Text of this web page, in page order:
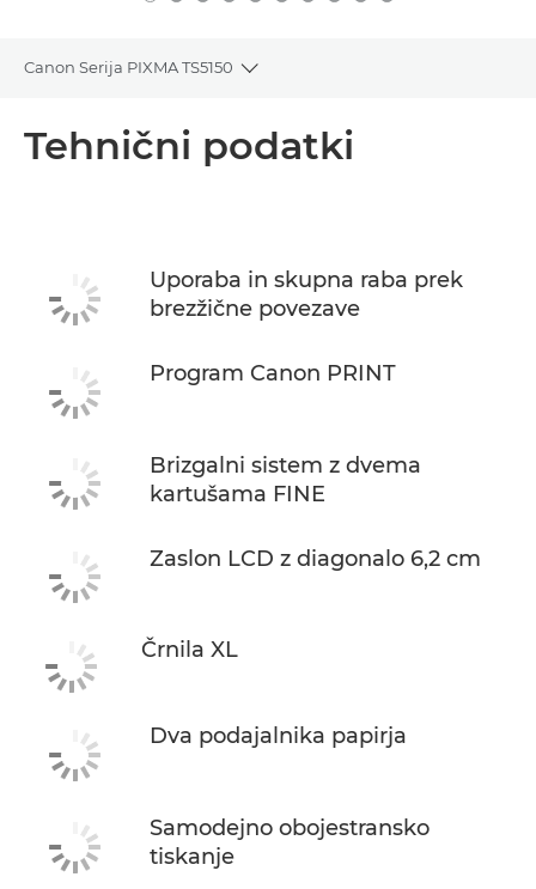
Canon Serija PIXMA TS5150
Toggle breadcrumbs
NAKUP ČRNILA
Tehnični podatki
Uporaba in skupna raba prek
brezžične povezave
Program Canon PRINT
Brizgalni sistem z dvema
kartušama FINE
Zaslon LCD z diagonalo 6,2 cm
Črnila XL
Dva podajalnika papirja
Samodejno obojestransko
tiskanje